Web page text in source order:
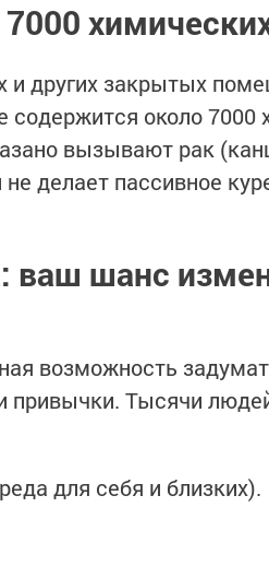
и других закрытых
около 7000
вызывают рак
делает пассивное
ваш шанс
возможность
привычки. Тысячи
для себя и близких).